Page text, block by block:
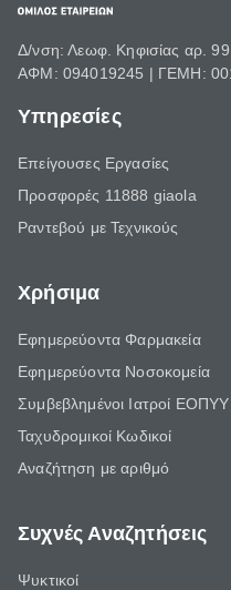
Δ/νση: Λεωφ. Κηφισίας αρ.
ΑΦΜ: 094019245 | ΓΕΜΗ:
Υπηρεσίες
Επείγουσες Εργασίες
Προσφορές 11888 giaola
Ραντεβού με Τεχνικούς
Χρήσιμα
Εφημερεύοντα Φαρμακεία
Εφημερεύοντα Νοσοκομεία
Συμβεβλημένοι Ιατροί ΕΟΠΥΥ
Ταχυδρομικοί Κωδικοί
Αναζήτηση με αριθμό
Συχνές Αναζητήσεις
Ψυκτικοί